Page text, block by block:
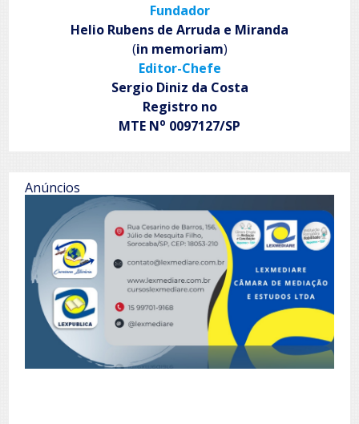
Fundador
Helio Rubens de Arruda e Miranda
(in memoriam)
Editor-Chefe
Sergio Diniz da Costa
Registro no
MTE No 0097127/SP
Anúncios